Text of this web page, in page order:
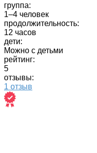
группа:
1–4 человек
продолжительность:
12 часов
дети:
Можно с детьми
рейтинг:
5
отзывы:
1 отзыв